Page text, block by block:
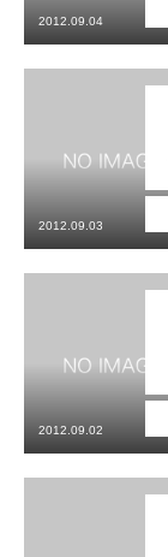
2012.09.04
2012.09.03
2012.09.02